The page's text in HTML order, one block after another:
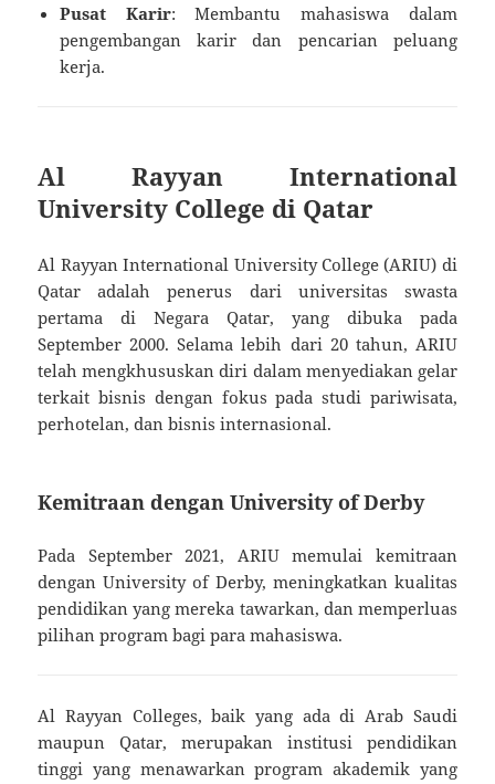
Pusat Karir: Membantu mahasiswa dalam
pengembangan karir dan pencarian peluang
kerja.
Al Rayyan International
University College di Qatar
Al Rayyan International University College (ARIU) di
Qatar adalah penerus dari universitas swasta
pertama di Negara Qatar, yang dibuka pada
September 2000. Selama lebih dari 20 tahun, ARIU
telah mengkhususkan diri dalam menyediakan gelar
terkait bisnis dengan fokus pada studi pariwisata,
perhotelan, dan bisnis internasional.
Kemitraan dengan University of Derby
Pada September 2021, ARIU memulai kemitraan
dengan University of Derby, meningkatkan kualitas
pendidikan yang mereka tawarkan, dan memperluas
pilihan program bagi para mahasiswa.
Al Rayyan Colleges, baik yang ada di Arab Saudi
maupun Qatar, merupakan institusi pendidikan
tinggi yang menawarkan program akademik yang